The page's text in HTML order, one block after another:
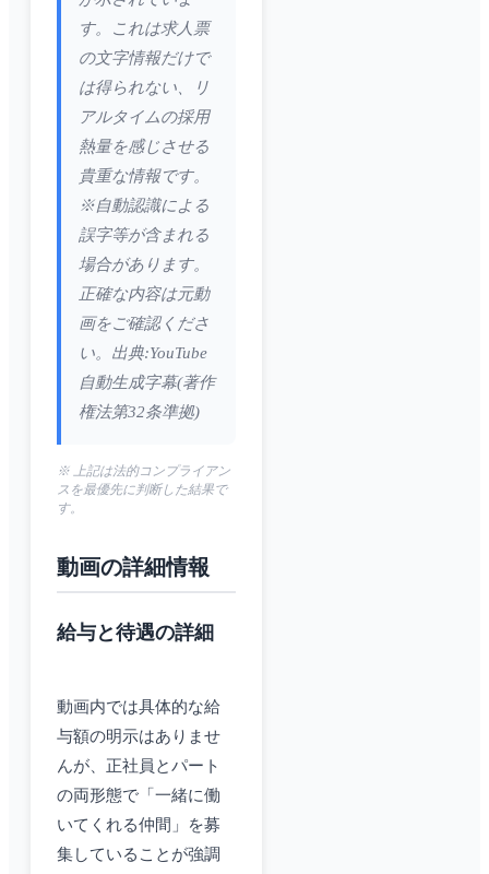
す。これは求人票
の文字情報だけで
は得られない、リ
アルタイムの採用
熱量を感じさせる
貴重な情報です。
※自動認識による
誤字等が含まれる
場合があります。
正確な内容は元動
画をご確認くださ
い。出典:YouTube
自動生成字幕(著作
権法第32条準拠)
※ 上記は法的コンプライアン
スを最優先に判断した結果で
す。
動画の詳細情報
給与と待遇の詳細
動画内では具体的な給
与額の明示はありませ
んが、正社員とパート
の両形態で「一緒に働
いてくれる仲間」を募
集していることが強調